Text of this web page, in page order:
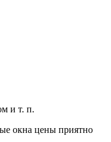
и т. п.
окна цены приятно